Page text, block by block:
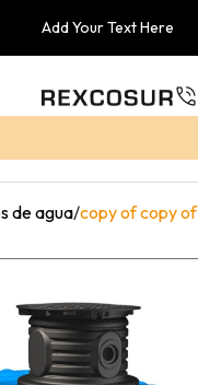
Add Your Text Here
de agua/copy of copy of